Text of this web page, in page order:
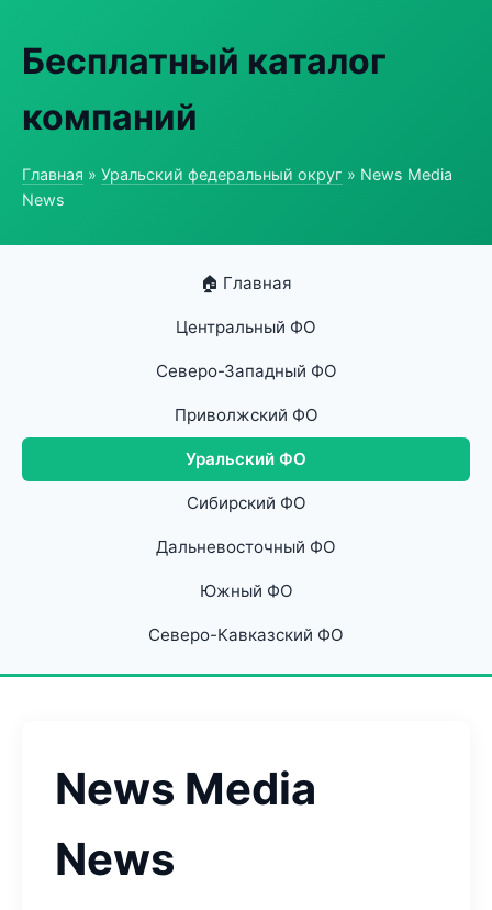
Бесплатный каталог
компаний
Главная » Уральский федеральный округ » News Media
News
🏠 Главная
Центральный ФО
Северо-Западный ФО
Приволжский ФО
Уральский ФО
Сибирский ФО
Дальневосточный ФО
Южный ФО
Северо-Кавказский ФО
News Media
News